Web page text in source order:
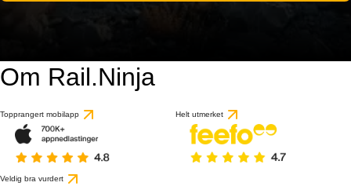
Om Rail.Ninja
Topprangert mobilapp Helt utmerket
Veldig bra vurdert